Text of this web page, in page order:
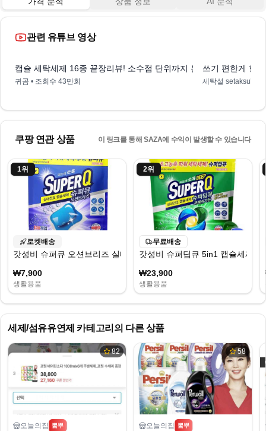
관련 유튜브 영상
캡슐 세탁세제 16종 끝장리뷰! 소수점 단위까지 분석한 최강 세정력
귀곰 • 조회수 43만회
쓰기 편한게 항
세탁설 setaksul
쿠팡 연관 상품 이 링크를 통해 SAZA에 수익이 발생할 수 있습니다
1위
로켓배송
갓성비 슈퍼큐 오션브리즈 실내건조 캡슐세제
₩7,900
생활용품
2위
무료배송
갓성비 슈퍼딥큐 5in1 캡슐세제
₩23,900
생활용품
세제/섬유유연제 카테고리의 다른 상품
82
오늘의집 뽐뿌
58
오늘의집 뽐뿌